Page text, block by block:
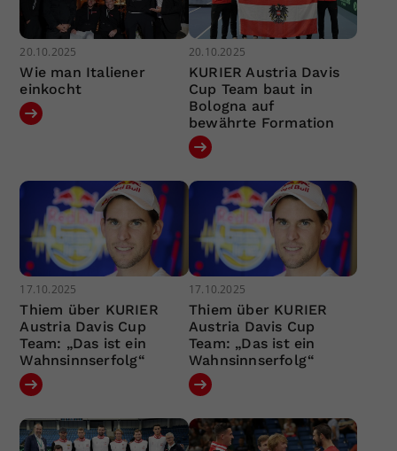
20.10.2025
Wie man Italiener
einkocht
20.10.2025
KURIER Austria Davis
Cup Team baut in
Bologna auf
bewährte Formation
17.10.2025
Thiem über KURIER
Austria Davis Cup
Team: „Das ist ein
Wahnsinnserfolg“
17.10.2025
Thiem über KURIER
Austria Davis Cup
Team: „Das ist ein
Wahnsinnserfolg“